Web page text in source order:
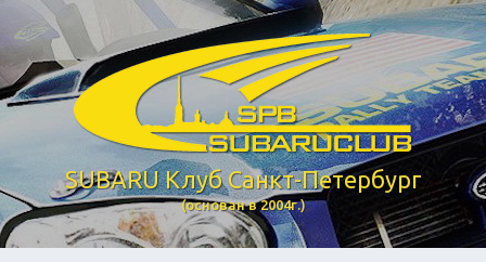
SUBARU Клуб Санкт-Петербург
(основан в 2004г.)